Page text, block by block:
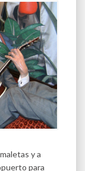
y a
para